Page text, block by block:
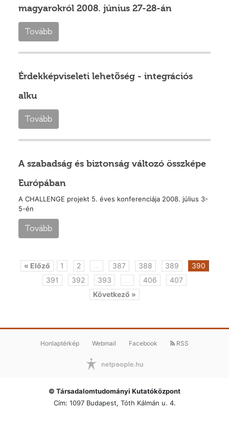
magyarokról 2008. június 27-28-án
Tovább
Érdekképviseleti lehetõség - integrációs
alku
Tovább
A szabadság és biztonság változó összképe
Európában
A CHALLENGE projekt 5. éves konferenciája 2008. július 3-
5-én
Tovább
« Előző 1 2 387 388 389
390
391
392 393 406
407
Következő »
Honlaptérkép Webmail Facebook RSS
© Társadalomtudományi Kutatóközpont
Cím: 1097 Budapest, Tóth Kálmán u. 4.